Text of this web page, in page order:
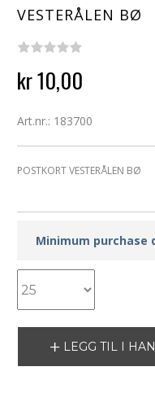
VESTERÅLEN BØ
kr 10,00
Art.nr.: 183700
POSTKORT VESTERÅLEN BØ
Minimum purchase
LEGG TIL I